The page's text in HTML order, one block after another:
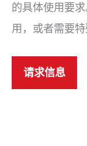
的具体使用要
用，或者需要特
请求信息